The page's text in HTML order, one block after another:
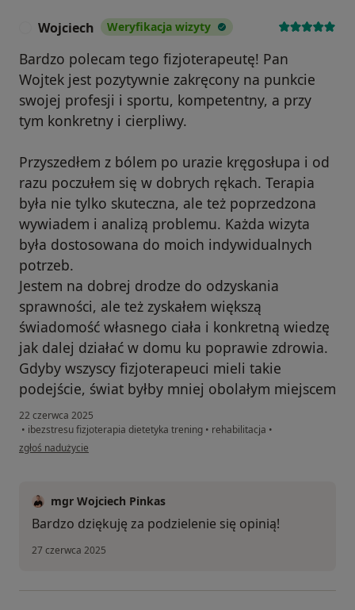
Wojciech Weryfikacja wizyty
Bardzo polecam tego fizjoterapeutę! Pan
Wojtek jest pozytywnie zakręcony na punkcie
swojej profesji i sportu, kompetentny, a przy
tym konkretny i cierpliwy.
Przyszedłem z bólem po urazie kręgosłupa i od
razu poczułem się w dobrych rękach. Terapia
była nie tylko skuteczna, ale też poprzedzona
wywiadem i analizą problemu. Każda wizyta
była dostosowana do moich indywidualnych
potrzeb.
Jestem na dobrej drodze do odzyskania
sprawności, ale też zyskałem większą
świadomość własnego ciała i konkretną wiedzę
jak dalej działać w domu ku poprawie zdrowia.
Gdyby wszyscy fizjoterapeuci mieli takie
podejście, świat byłby mniej obolałym miejscem
22 czerwca 2025
• ibezstresu fizjoterapia dietetyka trening • rehabilitacja •
w opinii użytkownika Wojciech
zgłoś nadużycie
mgr Wojciech Pinkas
Bardzo dziękuję za podzielenie się opinią!
27 czerwca 2025